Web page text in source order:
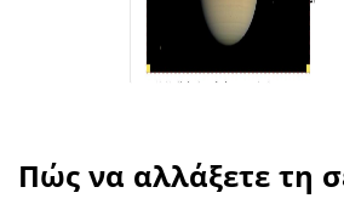
Πώς να αλλάξετε τη